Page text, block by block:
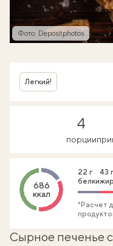
Фото: Depositphotos
Легкий!
4
порции
686
ккал
22 г
белки
43 г
*Расчет
Сырное печенье